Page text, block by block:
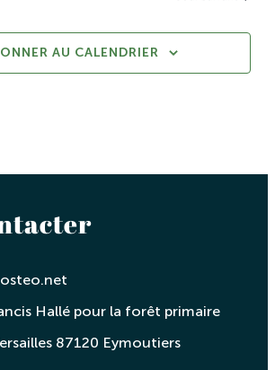
AU CALENDRIER
Hallé pour la forêt primaire
87120 Eymoutiers